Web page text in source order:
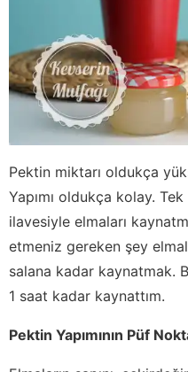
Pektin miktarı oldukça
Yapımı oldukça kolay.
ilavesiyle elmaları
etmeniz gereken şey
salana kadar kaynatmak.
1 saat kadar kaynattım.
Pektin Yapımının Püf